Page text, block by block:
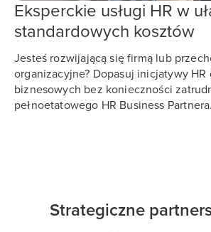
Eksperckie usługi HR w
standardowych kosztów
Jesteś rozwijającą się firmą lub
organizacyjne? Dopasuj inicjatywy HR
biznesowych bez konieczności
pełnoetatowego HR Business Partnera.
Strategiczne